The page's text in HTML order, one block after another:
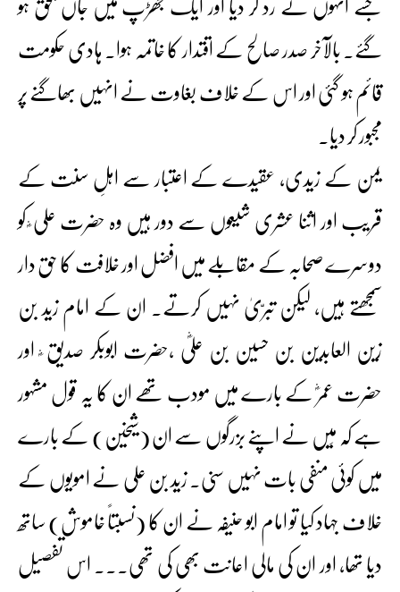
گئے۔ بالآخر صدر صالح کے اقتدار کا خاتمہ ہوا۔ ہادی حکومت
قائم ہو گئی اور اس کے خلاف بغاوت نے انہیں بھاگنے پر
مجبور کر دیا۔
یمن کے زیدی، عقیدے کے اعتبار سے اہلِ سنت کے
قریب اور اثنا عشری شیعوں سے دور ہیں وہ حضرت علی ؓ کو
دوسرے صحابہ کے مقابلے میں افضل اور خلافت کا حق دار
سمجھتے ہیں، لیکن تبرّیٰ نہیں کرتے۔ ان کے امام زید بن
زین العابدین بن حسین بن علیؓ ،حضرت ابوبکر صدیق ؓ اور
حضرت عمرؓ کے بارے میں مودب تھے ان کا یہ قول مشہور
ہے کہ مَیں نے اپنے بزرگوں سے ان (شیخین) کے بارے
میں کوئی منفی بات نہیں سنی۔ زید بن علی نے امویوں کے
خلاف جہاد کیا تو امام ابو حنیفہ نے ان کا (نسبتاً خاموش) ساتھ
دیا تھا، اور ان کی مالی اعانت بھی کی تھی۔۔۔ اس تفصیل